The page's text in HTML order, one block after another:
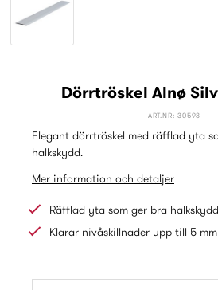
Dörrtröskel Alnø
ART.NR: 30593
Elegant dörrtröskel med räfflad yta
halkskydd.
Mer information och detaljer
Räfflad yta som ger bra halkskydd
Klarar nivåskillnader upp till 5 mm